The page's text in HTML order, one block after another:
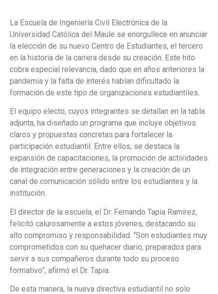
La Escuela de Ingeniería Civil Electrónica de la
Universidad Católica del Maule se enorgullece en anunciar
la elección de su nuevo Centro de Estudiantes, el tercero
en la historia de la carrera desde su creación. Este hito
cobra especial relevancia, dado que en años anteriores la
pandemia y la falta de interés habían dificultado la
formación de este tipo de organizaciones estudiantiles.
El equipo electo, cuyos integrantes se detallan en la tabla
adjunta, ha diseñado un programa que incluye objetivos
claros y propuestas concretas para fortalecer la
participación estudiantil. Entre ellos, se destaca la
expansión de capacitaciones, la promoción de actividades
de integración entre generaciones y la creación de un
canal de comunicación sólido entre los estudiantes y la
institución.
El director de la escuela, el Dr. Fernando Tapia Ramírez,
felicitó calurosamente a estos jóvenes, destacando su
alto compromiso y responsabilidad. “Son estudiantes muy
comprometidos con su quehacer diario, preparados para
servir a sus compañeros durante todo su proceso
formativo”, afirmó el Dr. Tapia.
De esta manera, la nueva directiva estudiantil no solo